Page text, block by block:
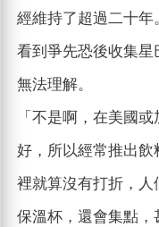
經維持了超過二十年
看到爭先恐後收集
無法理解。
「不是啊，在美國
好，所以經常推出
裡就算沒有打折，
保溫杯，還會集點